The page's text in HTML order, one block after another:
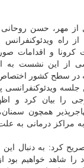
از مهر، حسن
راه ویدئوكنفرانس
كرونا و اقدامات
از این نشست به
در سطح كشور
جلسه ویدئوكنفرانسی
را بیان كرد و
همچون
به مراكز درمانی به
كرد: به دنبال این
را شاهد خواهیم بود